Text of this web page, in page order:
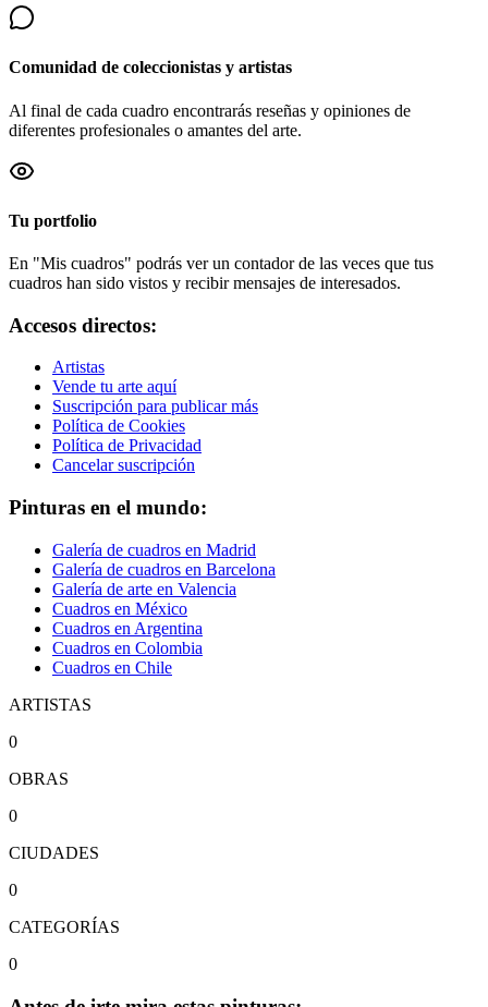
Comunidad de coleccionistas y artistas
Al final de cada cuadro encontrarás reseñas y opiniones de
diferentes profesionales o amantes del arte.
Tu portfolio
En "Mis cuadros" podrás ver un contador de las veces que tus
cuadros han sido vistos y recibir mensajes de interesados.
Accesos directos:
Artistas
Vende tu arte aquí
Suscripción para publicar más
Política de Cookies
Política de Privacidad
Cancelar suscripción
Pinturas en el mundo:
Galería de cuadros en Madrid
Galería de cuadros en Barcelona
Galería de arte en Valencia
Cuadros en México
Cuadros en Argentina
Cuadros en Colombia
Cuadros en Chile
ARTISTAS
0
OBRAS
0
CIUDADES
0
CATEGORÍAS
0